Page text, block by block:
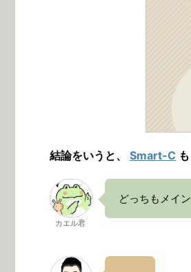
結論をいうと、 Smart-C も
カエル君
どっちもメイン